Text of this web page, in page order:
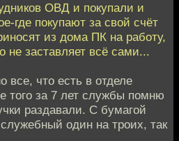
ОВД и покупали и
где покупают за свой счёт
из дома ПК на работу,
не заставляет всё сами...
все, что есть в отделе
того за 7 лет службы помню
раздавали. С бумагой
один на троих, так